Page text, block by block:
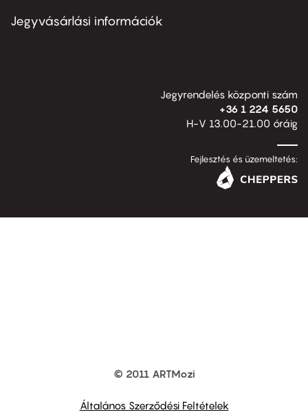
second
Jegyvásárlási információk
Jegyrendelés központi szám
+36 1 224 5650
H-V 13.00-21.00 óráig
Fejlesztés és üzemeltetés:
© 2011 ARTMozi
Általános Szerződési Feltételek